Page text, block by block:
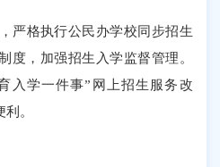
严格执行公民办学校同步招生
度，加强招生入学监督管理。
入学一件事” 网上招生服务改
。